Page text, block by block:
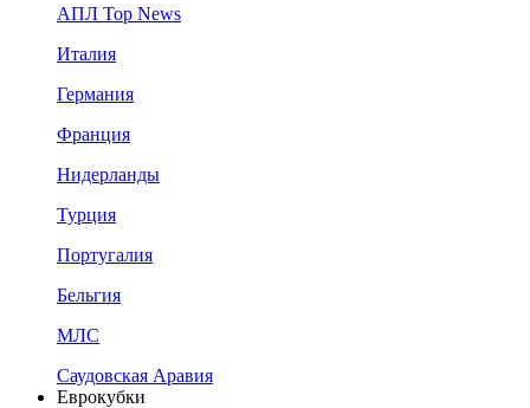
АПЛ Top News
Италия
Германия
Франция
Нидерланды
Турция
Португалия
Бельгия
МЛС
Саудовская Аравия
Еврокубки